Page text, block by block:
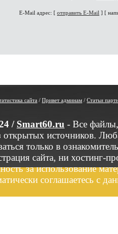
E-Mail адрес: [ отправить E-Mail ] [
сайта / Привет админам / Статьи
/ Smart60.ru - Все
открытых источников.
только в
сайта, ни хостинг-
за использование
соглашаетесь с